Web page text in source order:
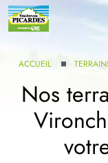
GAMME
ACCUEIL
Nos